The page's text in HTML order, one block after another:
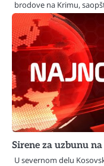
brodove na Krimu,
Sirene za uzbunu
U severnom delu